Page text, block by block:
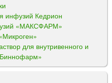
Кедрион
«МАКСФАРМ»
для внутривенного и